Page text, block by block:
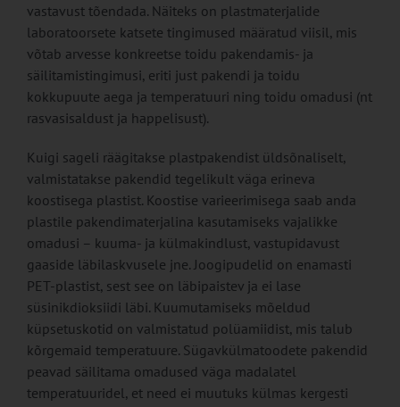
vastavust tõendada. Näiteks on plastmaterjalide
laboratoorsete katsete tingimused määratud viisil, mis
võtab arvesse konkreetse toidu pakendamis- ja
säilitamistingimusi, eriti just pakendi ja toidu
kokkupuute aega ja temperatuuri ning toidu omadusi (nt
rasvasisaldust ja happelisust).
Kuigi sageli räägitakse plastpakendist üldsõnaliselt,
valmistatakse pakendid tegelikult väga erineva
koostisega plastist. Koostise varieerimisega saab anda
plastile pakendimaterjalina kasutamiseks vajalikke
omadusi – kuuma- ja külmakindlust, vastupidavust
gaaside läbilaskvusele jne. Joogipudelid on enamasti
PET-plastist, sest see on läbipaistev ja ei lase
süsinikdioksiidi läbi. Kuumutamiseks mõeldud
küpsetuskotid on valmistatud polüamiidist, mis talub
kõrgemaid temperatuure. Sügavkülmatoodete pakendid
peavad säilitama omadused väga madalatel
temperatuuridel, et need ei muutuks külmas kergesti